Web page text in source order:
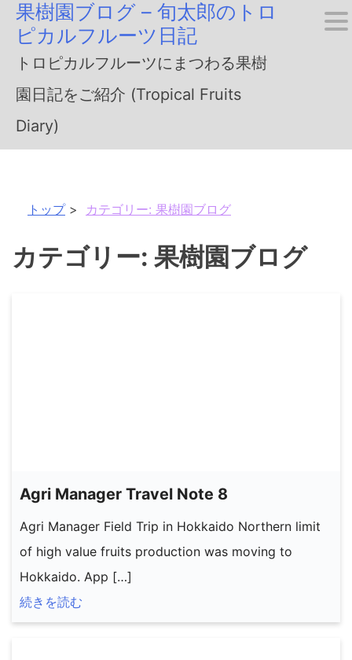
Skip
content
果樹園ブログ – 旬太郎のトロ
ピカルフルーツ日記
トロピカルフルーツにまつわる果樹
園日記をご紹介 (Tropical Fruits
Diary)
トップ カテゴリー: 果樹園ブログ
カテゴリー: 果樹園ブログ
Agri Manager Travel Note 8
Agri Manager Field Trip in Hokkaido Northern limit
of high value fruits production was moving to
Hokkaido. App […]
続きを読む